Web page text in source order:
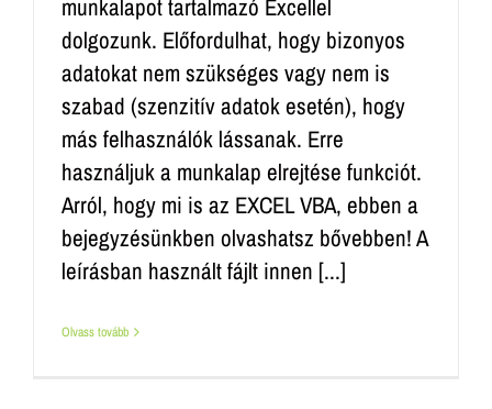
munkalapot tartalmazó Excellel
dolgozunk. Előfordulhat, hogy bizonyos
adatokat nem szükséges vagy nem is
szabad (szenzitív adatok esetén), hogy
más felhasználók lássanak. Erre
használjuk a munkalap elrejtése funkciót.
Arról, hogy mi is az EXCEL VBA, ebben a
bejegyzésünkben olvashatsz bővebben! A
leírásban használt fájlt innen [...]
Olvass tovább